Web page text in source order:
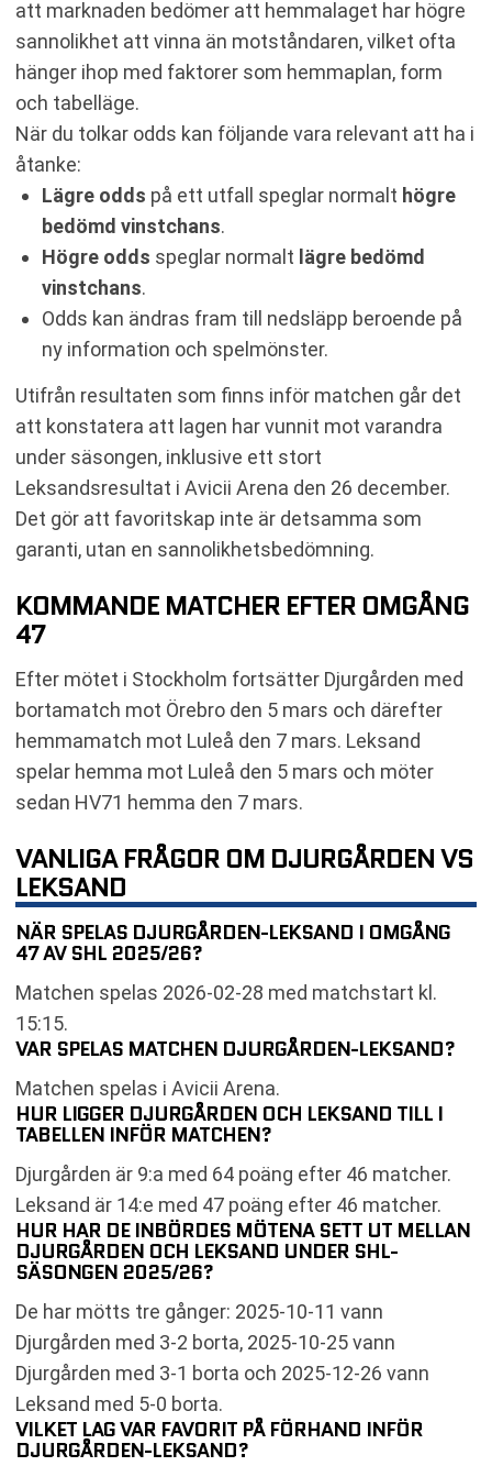
att marknaden bedömer att hemmalaget har högre
sannolikhet att vinna än motståndaren, vilket ofta
hänger ihop med faktorer som hemmaplan, form
och tabelläge.
När du tolkar odds kan följande vara relevant att ha i
åtanke:
Lägre odds på ett utfall speglar normalt högre
bedömd vinstchans.
Högre odds speglar normalt lägre bedömd
vinstchans.
Odds kan ändras fram till nedsläpp beroende på
ny information och spelmönster.
Utifrån resultaten som finns inför matchen går det
att konstatera att lagen har vunnit mot varandra
under säsongen, inklusive ett stort
Leksandsresultat i Avicii Arena den 26 december.
Det gör att favoritskap inte är detsamma som
garanti, utan en sannolikhetsbedömning.
KOMMANDE MATCHER EFTER OMGÅNG
47
Efter mötet i Stockholm fortsätter Djurgården med
bortamatch mot Örebro den 5 mars och därefter
hemmamatch mot Luleå den 7 mars. Leksand
spelar hemma mot Luleå den 5 mars och möter
sedan HV71 hemma den 7 mars.
VANLIGA FRÅGOR OM DJURGÅRDEN VS
LEKSAND
NÄR SPELAS DJURGÅRDEN-LEKSAND I OMGÅNG
47 AV SHL 2025/26?
Matchen spelas 2026-02-28 med matchstart kl.
15:15.
VAR SPELAS MATCHEN DJURGÅRDEN-LEKSAND?
Matchen spelas i Avicii Arena.
HUR LIGGER DJURGÅRDEN OCH LEKSAND TILL I
TABELLEN INFÖR MATCHEN?
Djurgården är 9:a med 64 poäng efter 46 matcher.
Leksand är 14:e med 47 poäng efter 46 matcher.
HUR HAR DE INBÖRDES MÖTENA SETT UT MELLAN
DJURGÅRDEN OCH LEKSAND UNDER SHL-
SÄSONGEN 2025/26?
De har mötts tre gånger: 2025-10-11 vann
Djurgården med 3-2 borta, 2025-10-25 vann
Djurgården med 3-1 borta och 2025-12-26 vann
Leksand med 5-0 borta.
VILKET LAG VAR FAVORIT PÅ FÖRHAND INFÖR
DJURGÅRDEN-LEKSAND?